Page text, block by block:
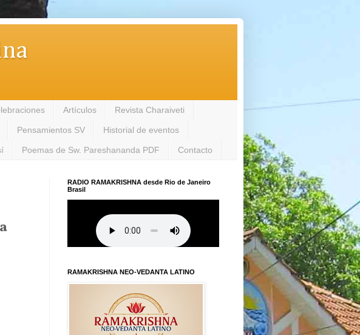
Artículos Revista Charaiveti
Pensamientos SV Historial de eventos
Poemas de Sw. Pareshananda PDF Contacto
RADIO RAMAKRISHNA desde Rio de Janeiro
Brasil
RAMAKRISHNA NEO-VEDANTA LATINO